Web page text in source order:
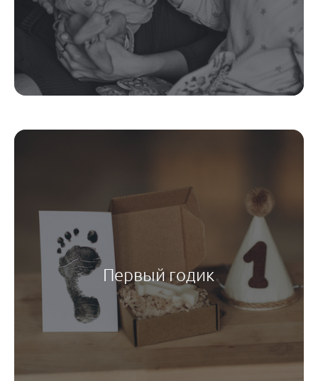
Первый годик